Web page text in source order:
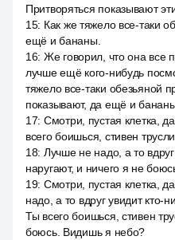
Притворяться показывают
15: Как же тяжело все-таки
ещё и бананы.
16: Же говорил, что она все
лучше ещё кого-нибудь
тяжело все-таки обезьяной
показывают, да ещё и
17: Смотри, пустая клетка,
всего боишься, стивен
18: Лучше не надо, а то
наругают, и ничего я не
19: Смотри, пустая клетка,
надо, а то вдруг увидит кто-
Ты всего боишься, стивен
боюсь. Видишь я небо?